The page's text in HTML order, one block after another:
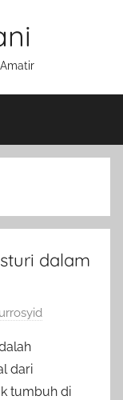
dalam
dari
tumbuh di